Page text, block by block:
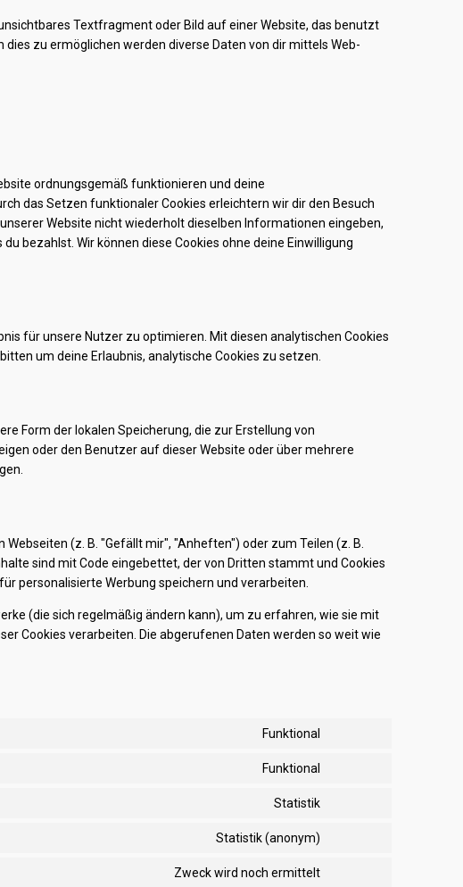
Textfragment oder Bild auf einer Website, das benutzt
zu ermöglichen werden diverse Daten von dir mittels Web-
ordnungsgemäß funktionieren und deine
das Setzen funktionaler Cookies erleichtern wir dir den Besuch
Website nicht wiederholt dieselben Informationen eingeben,
bezahlst. Wir können diese Cookies ohne deine Einwilligung
für unsere Nutzer zu optimieren. Mit diesen analytischen Cookies
um deine Erlaubnis, analytische Cookies zu setzen.
Form der lokalen Speicherung, die zur Erstellung von
oder den Benutzer auf dieser Website oder über mehrere
(z. B. "Gefällt mir", "Anheften") oder zum Teilen (z. B.
sind mit Code eingebettet, der von Dritten stammt und Cookies
personalisierte Werbung speichern und verarbeiten.
(die sich regelmäßig ändern kann), um zu erfahren, wie sie mit
Cookies verarbeiten. Die abgerufenen Daten werden so weit wie
Funktional
Funktional
Statistik
Statistik (anonym)
Zweck wird noch ermittelt